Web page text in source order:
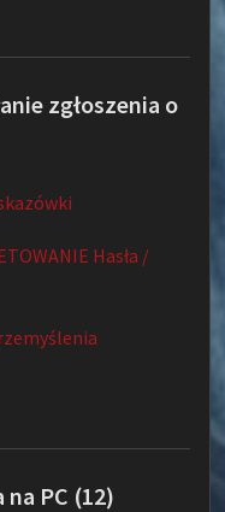
zgłoszenia o
Hasła /
PC (12)